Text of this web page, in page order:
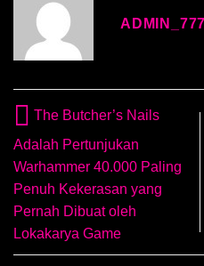
The Butcher’s Nails
Adalah Pertunjukan
Warhammer 40.000 Paling
Penuh Kekerasan yang
Pernah Dibuat oleh
Lokakarya Game